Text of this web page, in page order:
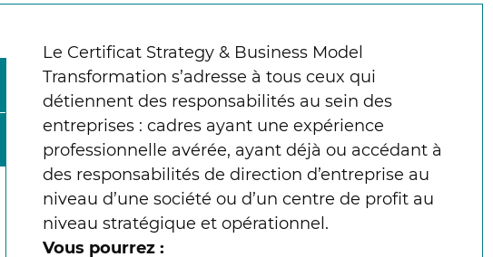
Le Certificat Strategy & Business Model
Transformation s’adresse à tous ceux qui
détiennent des responsabilités au sein des
entreprises : cadres ayant une expérience
professionnelle avérée, ayant déjà ou accédant à
des responsabilités de direction d’entreprise au
niveau d’une société ou d’un centre de profit au
niveau stratégique et opérationnel.
Vous pourrez :